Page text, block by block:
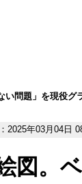
い問題」を現役グ
2025年03月04日
図。ベ